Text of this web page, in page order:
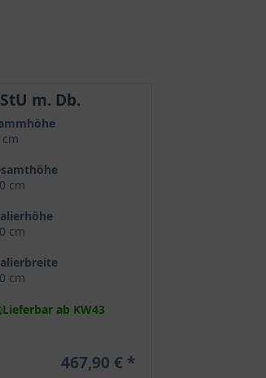
m. Db.
cm
cm
cm
cm
Lieferbar ab KW43
467,90 €